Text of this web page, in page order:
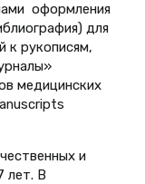
оформления
для
к рукописям,
медицинских
и
лет. В